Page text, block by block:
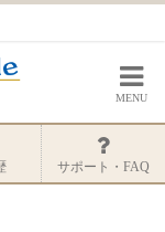
MENU
サポート・FAQ